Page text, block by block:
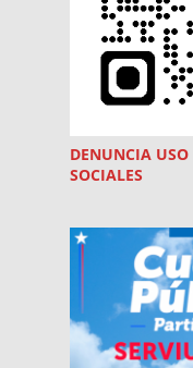
DENUNCIA USO
SOCIALES